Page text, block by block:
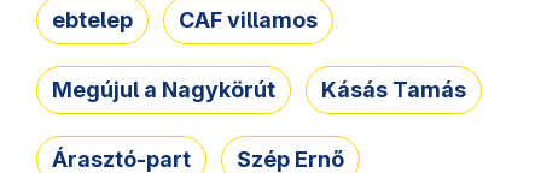
ebtelep CAF villamos
Megújul a Nagykörút Kásás Tamás
Árasztó-part Szép Ernő